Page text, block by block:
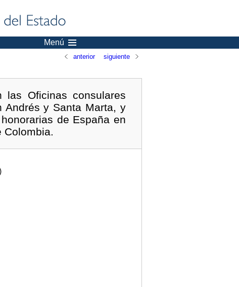
Menú
anterior siguiente
Oficinas consulares
Andrés y Santa Marta, y
de España en
Colombia.